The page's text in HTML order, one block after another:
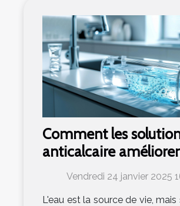
Comment les
anticalcaire
la qualité de l'eau
domestique ?
Vendredi 24 janvier 2025
L'eau est la source de vie,